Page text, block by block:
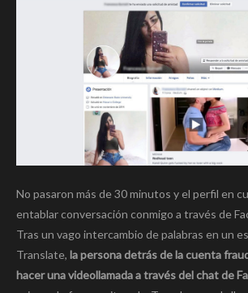
No pasaron más de 30 minutos y el perfil en
entablar conversación conmigo a través de
Tras un vago intercambio de palabras en un
Translate, la persona detrás de la cuenta
hacer una videollamada a través del chat de